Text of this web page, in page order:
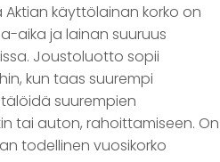
käyttölainan korko on
aika ja lainan suuruus
Joustoluotto sopii
kun taas suurempi
suurempien
tai auton, rahoittamiseen. On
todellinen vuosikorko